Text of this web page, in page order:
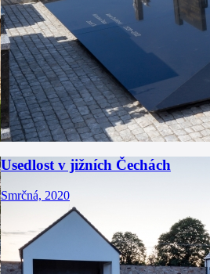
Usedlost v jižních Čechách
Smrčná, 2020